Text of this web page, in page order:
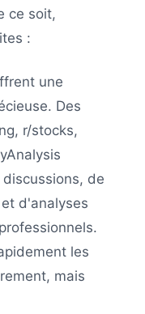
ce soit,
:
une
Des
r/stocks,
de
d'analyses
les
mais